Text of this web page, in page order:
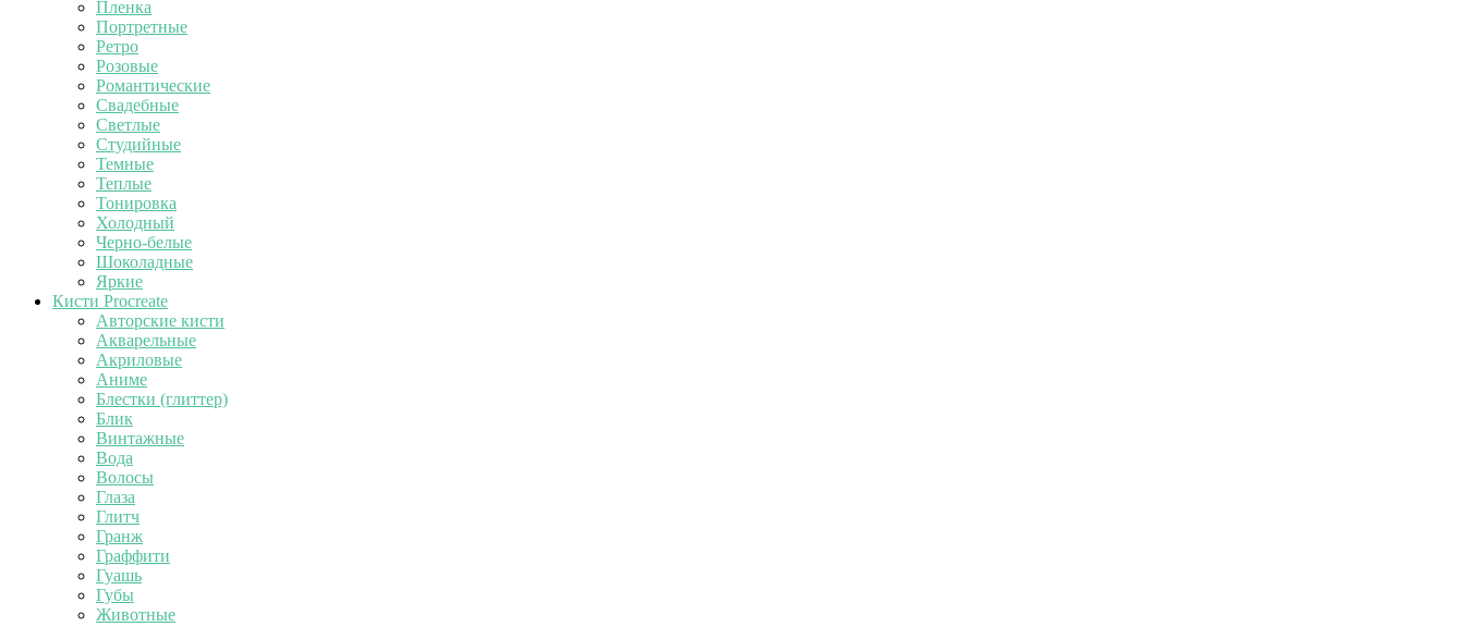
Пленка
Портретные
Ретро
Розовые
Романтические
Свадебные
Светлые
Студийные
Темные
Теплые
Тонировка
Холодный
Черно-белые
Шоколадные
Яркие
Кисти Procreate
Авторские кисти
Акварельные
Акриловые
Аниме
Блестки (глиттер)
Блик
Винтажные
Вода
Волосы
Глаза
Глитч
Гранж
Граффити
Гуашь
Губы
Животные